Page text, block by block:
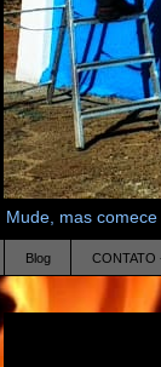
Mude, mas
Blog CONTATO